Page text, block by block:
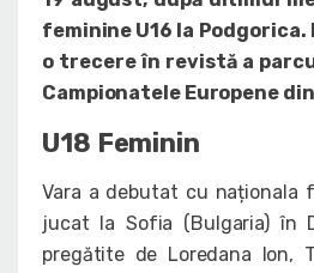
feminine U16 la
o trecere în revistă a
Campionatele Europene
U18 Feminin
Vara a debutat cu naționala
jucat la Sofia (Bulgaria) în
pregătite de Loredana Ion,